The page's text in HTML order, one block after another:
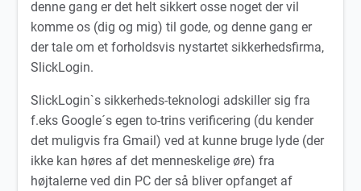
denne gang er det helt sikkert osse noget der vil
komme os (dig og mig) til gode, og denne gang er
der tale om et forholdsvis nystartet sikkerhedsfirma,
SlickLogin.
SlickLogin`s sikkerheds-teknologi adskiller sig fra
f.eks Google´s egen to-trins verificering (du kender
det muligvis fra Gmail) ved at kunne bruge lyde (der
ikke kan høres af det menneskelige øre) fra
højtalerne ved din PC der så bliver opfanget af